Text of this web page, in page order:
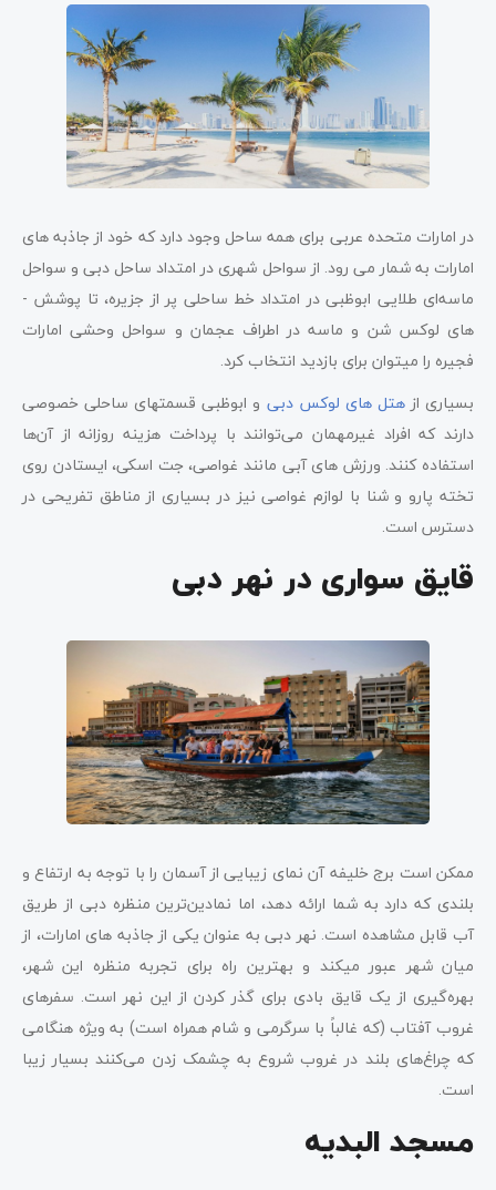
در امارات متحده عربی برای همه ساحل وجود دارد که خود از جاذبه های
امارات به شمار می ­رود. از سواحل شهری در امتداد ساحل دبی و سواحل
ماسه‌ای طلایی ابوظبی در امتداد خط ساحلی پر از جزیره، تا پوشش ­
های لوکس شن و ماسه در اطراف عجمان و سواحل وحشی امارات
فجیره را می­توان برای بازدید انتخاب کرد.
بسیاری ازهتل­ های لوکس دبی و ابوظبی قسمت­های ساحلی خصوصی
دارند که افراد غیر­مهمان می­‌توانند با پرداخت هزینه روزانه از آن‌ها
استفاده کنند. ورزش ­های آبی مانند غواصی، جت اسکی، ایستادن روی
تخته پارو و شنا با لوازم غواصی نیز در بسیاری از مناطق تفریحی در
دسترس است.
قایق سواری در نهر دبی
ممکن است برج خلیفه آن نمای زیبایی از آسمان را با توجه به ارتفاع و
بلندی که دارد به شما ارائه دهد، اما نمادین‌­ترین منظره دبی از طریق
آب قابل مشاهده است. نهر دبی به عنوان یکی از جاذبه های امارات، از
میان شهر عبور می­کند و بهترین راه برای تجربه منظره این شهر،
بهره‌گیری از یک قایق بادی برای گذر کردن از این نهر است. سفرهای
غروب آفتاب (که غالباً با سرگرمی و شام همراه است) به ویژه هنگامی
که چراغ‌های بلند در غروب شروع به چشمک زدن می‌کنند بسیار زیبا
است.
مسجد البدیه